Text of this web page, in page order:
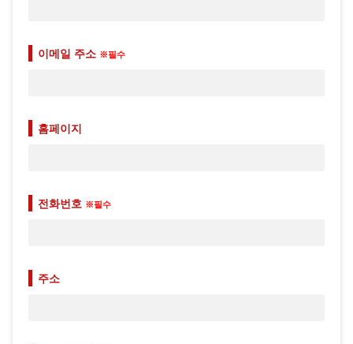
이메일 주소 ※필수
홈페이지
전화번호 ※필수
주소